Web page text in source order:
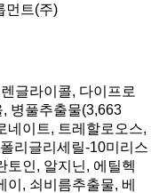
먼트(주)
글라이콜, 다이프로
병풀추출물(3,663
네이트, 트레할로오스,
리글리세릴-10미리스
토인, 알지닌, 에틸헥
, 쇠비름추출물, 베